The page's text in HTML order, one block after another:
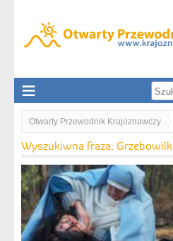
Otwarty Przewodnik Krajoznawczy
Wyszukiwna fraza: Grzebowilk